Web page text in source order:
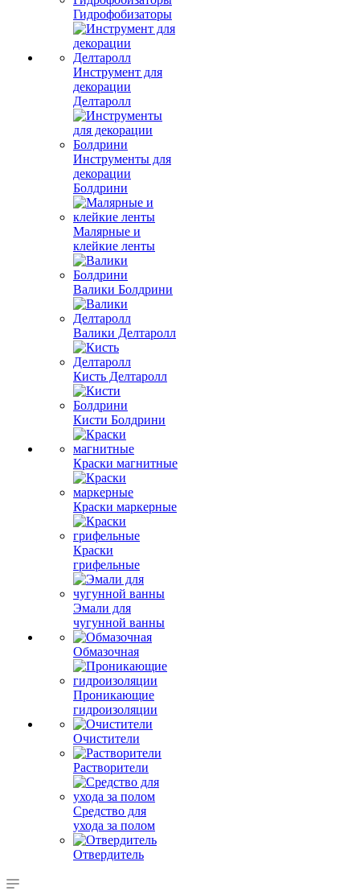
Гидрофобизаторы
Инструмент для
декорации
Делтаролл
Инструменты для
декорации
Болдрини
Малярные и
клейкие ленты
Валики Болдрини
Валики Делтаролл
Кисть Делтаролл
Кисти Болдрини
Краски магнитные
Краски маркерные
Краски
грифельные
Эмали для
чугунной ванны
Обмазочная
Проникающие
гидроизоляции
Очистители
Растворители
Средство для
ухода за полом
Отвердитель